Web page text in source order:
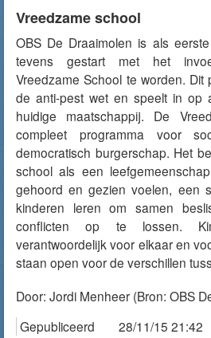
Vreedzame school
OBS De Draaimolen is als
tevens gestart met het
Vreedzame School te worden. Dit
de anti-pest wet en speelt in op
huidige maatschappij. De
compleet programma voor
democratisch burgerschap. Het
school als een
gehoord en gezien voelen, een
kinderen leren om samen
conflicten op te lossen.
verantwoordelijk voor elkaar en
staan open voor de verschillen
Door: Jordi Menheer (Bron: OBS
Gepubliceerd
28/11/15 21:42